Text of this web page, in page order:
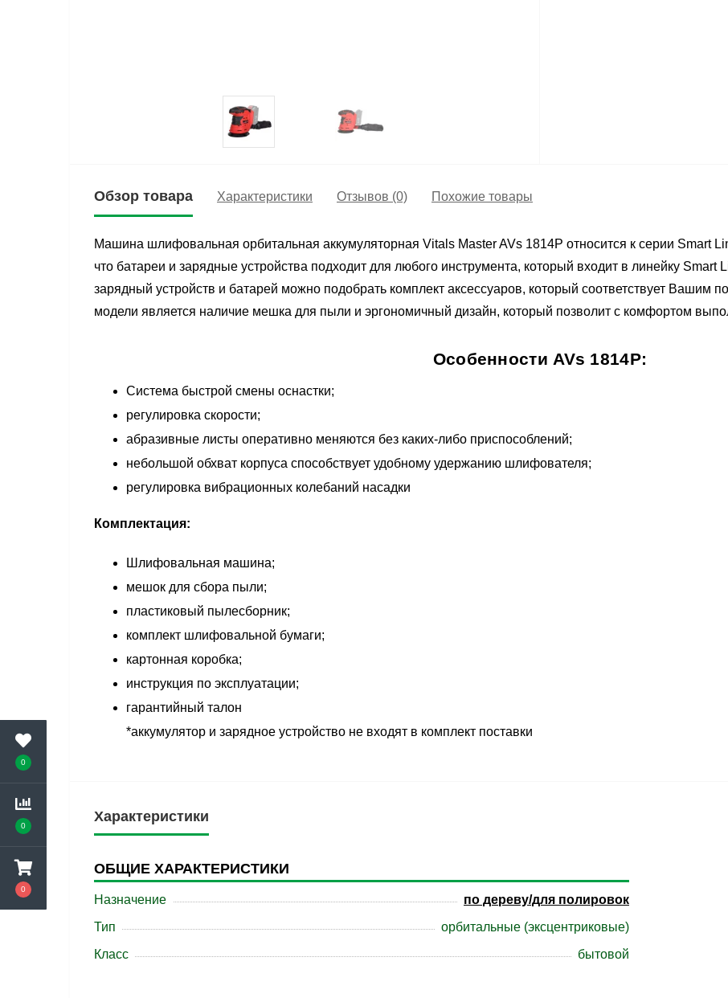
0
0
0
Обзор товара Характеристики Отзывов (0) Похожие товары
Машина шлифовальная орбитальная аккумуляторная Vitals Master AVs 1814P относится к серии Smart
что батареи и зарядные устройства подходит для любого инструмента, который входит в линейку Smart
зарядный устройств и батарей можно подобрать комплект аксессуаров, который соответствует Вашим
модели является наличие мешка для пыли и эргономичный дизайн, который позволит с комфортом
Особенности AVs 1814P:
Система быстрой смены оснастки;
регулировка скорости;
абразивные листы оперативно меняются без каких-либо приспособлений;
небольшой обхват корпуса способствует удобному удержанию шлифователя;
регулировка вибрационных колебаний насадки
Комплектация:
Шлифовальная машина;
мешок для сбора пыли;
пластиковый пылесборник;
комплект шлифовальной бумаги;
картонная коробка;
инструкция по эксплуатации;
гарантийный талон
*аккумулятор и зарядное устройство не входят в комплект поставки
Характеристики
ОБЩИЕ ХАРАКТЕРИСТИКИ
Назначение
по дереву/для полировок
Тип
орбитальные (эксцентриковые)
Класс
бытовой